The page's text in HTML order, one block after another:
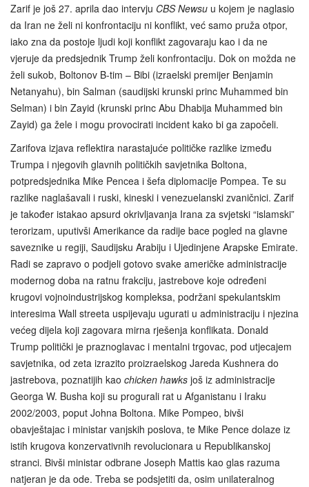
Zarif je još 27. aprila dao intervju CBS Newsu u kojem je naglasio
da Iran ne želi ni konfrontaciju ni konflikt, već samo pruža otpor,
iako zna da postoje ljudi koji konflikt zagovaraju kao i da ne
vjeruje da predsjednik Trump želi konfrontaciju. Dok on možda ne
želi sukob, Boltonov B-tim – Bibi (izraelski premijer Benjamin
Netanyahu), bin Salman (saudijski krunski princ Muhammed bin
Selman) i bin Zayid (krunski princ Abu Dhabija Muhammed bin
Zayid) ga žele i mogu provocirati incident kako bi ga započeli.
Zarifova izjava reflektira narastajuće političke razlike između
Trumpa i njegovih glavnih političkih savjetnika Boltona,
potpredsjednika Mike Pencea i šefa diplomacije Pompea. Te su
razlike naglašavali i ruski, kineski i venezuelanski zvaničnici. Zarif
je također istakao apsurd okrivljavanja Irana za svjetski “islamski”
terorizam, uputivši Amerikance da radije bace pogled na glavne
saveznike u regiji, Saudijsku Arabiju i Ujedinjene Arapske Emirate.
Radi se zapravo o podjeli gotovo svake američke administracije
modernog doba na ratnu frakciju, jastrebove koje određeni
krugovi vojnoindustrijskog kompleksa, podržani spekulantskim
interesima Wall streeta uspijevaju ugurati u administraciju i njezina
većeg dijela koji zagovara mirna rješenja konflikata. Donald
Trump politički je praznoglavac i mentalni trgovac, pod utjecajem
savjetnika, od zeta izrazito proizraelskog Jareda Kushnera do
jastrebova, poznatijih kao chicken hawks još iz administracije
Georga W. Busha koji su progurali rat u Afganistanu i Iraku
2002/2003, poput Johna Boltona. Mike Pompeo, bivši
obavještajac i ministar vanjskih poslova, te Mike Pence dolaze iz
istih krugova konzervativnih revolucionara u Republikanskoj
stranci. Bivši ministar odbrane Joseph Mattis kao glas razuma
natjeran je da ode. Treba se podsjetiti da, osim unilateralnog